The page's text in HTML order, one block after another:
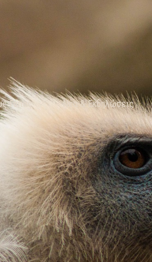
Γύπας Νέα & Εκδηλώσεις